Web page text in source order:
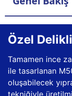
Özel
Tamamen ince
ile tasarlanan
oluşabilecek
tekniğiyle